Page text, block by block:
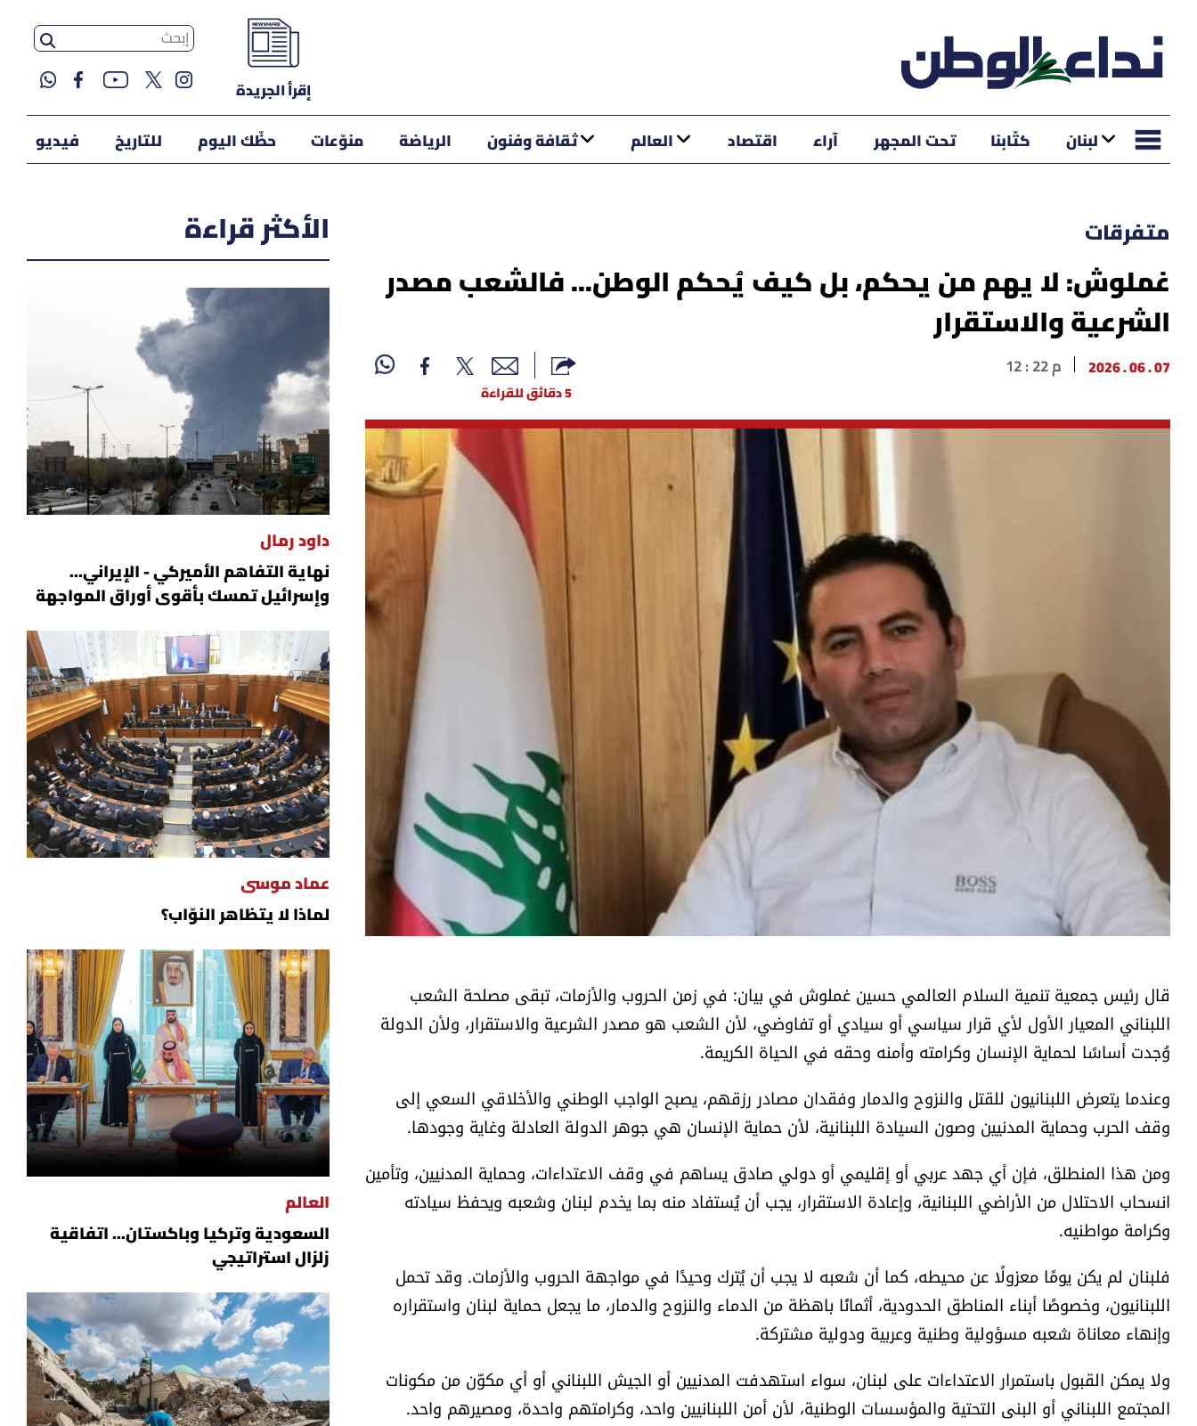
إقرأ الجريدة
لبنان كتّابنا تحت المجهر آراء اقتصاد العالم ثقافة وفنون الرياضة منوّعات حظّك اليوم للتاريخ فيديو
متفرقات
غملوش: لا يهم من يحكم، بل كيف يُحكم الوطن... فالشعب مصدر
الشرعية والاستقرار
07 . 06 . 2026 12 : 22 م
5 دقائق للقراءة
قال رئيس جمعية تنمية السلام العالمي حسين غملوش في بيان: في زمن الحروب والأزمات، تبقى مصلحة الشعب
اللبناني المعيار الأول لأي قرار سياسي أو سيادي أو تفاوضي، لأن الشعب هو مصدر الشرعية والاستقرار، ولأن الدولة
وُجدت أساسًا لحماية الإنسان وكرامته وأمنه وحقه في الحياة الكريمة.
وعندما يتعرض اللبنانيون للقتل والنزوح والدمار وفقدان مصادر رزقهم، يصبح الواجب الوطني والأخلاقي السعي إلى
وقف الحرب وحماية المدنيين وصون السيادة اللبنانية، لأن حماية الإنسان هي جوهر الدولة العادلة وغاية وجودها.
ومن هذا المنطلق، فإن أي جهد عربي أو إقليمي أو دولي صادق يساهم في وقف الاعتداءات، وحماية المدنيين، وتأمين
انسحاب الاحتلال من الأراضي اللبنانية، وإعادة الاستقرار، يجب أن يُستفاد منه بما يخدم لبنان وشعبه ويحفظ سيادته
وكرامة مواطنيه.
فلبنان لم يكن يومًا معزولًا عن محيطه، كما أن شعبه لا يجب أن يُترك وحيدًا في مواجهة الحروب والأزمات. وقد تحمل
اللبنانيون، وخصوصًا أبناء المناطق الحدودية، أثمانًا باهظة من الدماء والنزوح والدمار، ما يجعل حماية لبنان واستقراره
وإنهاء معاناة شعبه مسؤولية وطنية وعربية ودولية مشتركة.
ولا يمكن القبول باستمرار الاعتداءات على لبنان، سواء استهدفت المدنيين أو الجيش اللبناني أو أي مكوّن من مكونات
المجتمع اللبناني أو البنى التحتية والمؤسسات الوطنية، لأن أمن اللبنانيين واحد، وكرامتهم واحدة، ومصيرهم واحد.
الأكثر قراءة
داود رمال
نهاية التفاهم الأميركي - الإيراني...
وإسرائيل تمسك بأقوى أوراق المواجهة
عماد موسى
لماذا لا يتظاهر النوّاب؟
العالم
السعودية وتركيا وباكستان... اتفاقية
زلزال استراتيجي